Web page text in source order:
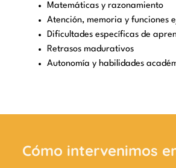
Matemáticas y razonamiento
Atención, memoria y funciones
Dificultades específicas de
Retrasos madurativos
Autonomía y habilidades
Cómo intervenimos